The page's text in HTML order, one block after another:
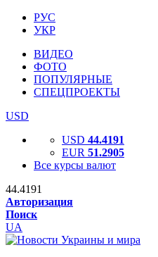
РУС
УКР
ВИДЕО
ФОТО
ПОПУЛЯРНЫЕ
СПЕЦПРОЕКТЫ
USD
USD 44.4191
EUR 51.2905
Все курсы валют
44.4191
Авторизация
Поиск
UA